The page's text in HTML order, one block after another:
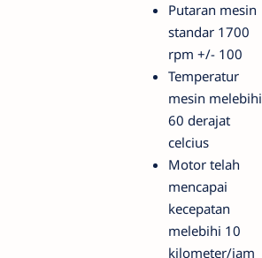
Putaran mesin
standar 1700
rpm +/- 100
Temperatur
mesin melebihi
60 derajat
celcius
Motor telah
mencapai
kecepatan
melebihi 10
kilometer/jam